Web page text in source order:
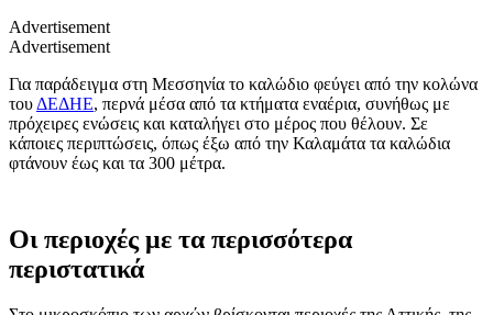
Advertisement
Advertisement
Για παράδειγμα στη Μεσσηνία το καλώδιο φεύγει από την κολώνα
του ΔΕΔΗΕ, περνά μέσα από τα κτήματα εναέρια, συνήθως με
πρόχειρες ενώσεις και καταλήγει στο μέρος που θέλουν. Σε
κάποιες περιπτώσεις, όπως έξω από την Καλαμάτα τα καλώδια
φτάνουν έως και τα 300 μέτρα.
Οι περιοχές με τα περισσότερα
περιστατικά